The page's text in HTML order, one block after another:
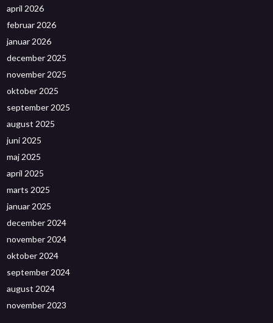
april 2026
februar 2026
januar 2026
december 2025
november 2025
oktober 2025
september 2025
august 2025
juni 2025
maj 2025
april 2025
marts 2025
januar 2025
december 2024
november 2024
oktober 2024
september 2024
august 2024
november 2023